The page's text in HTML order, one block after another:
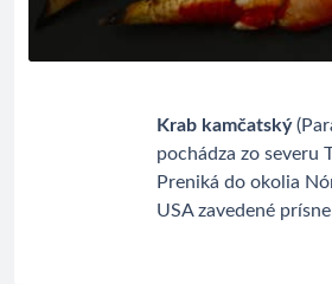
Krab kamčatský
pochádza zo severu
Preniká do okolia
USA zavedené